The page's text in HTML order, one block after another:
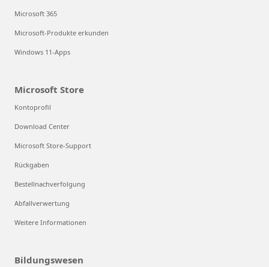
Microsoft 365
Microsoft-Produkte erkunden
Windows 11-Apps
Microsoft Store
Kontoprofil
Download Center
Microsoft Store-Support
Rückgaben
Bestellnachverfolgung
Abfallverwertung
Weitere Informationen
Bildungswesen